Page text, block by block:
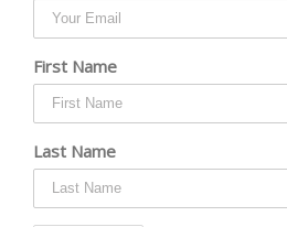
First Name
Last Name